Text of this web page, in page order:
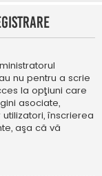
nu pentru a scrie
la opţiuni care
asociate,
înscrierea
aşa că vă